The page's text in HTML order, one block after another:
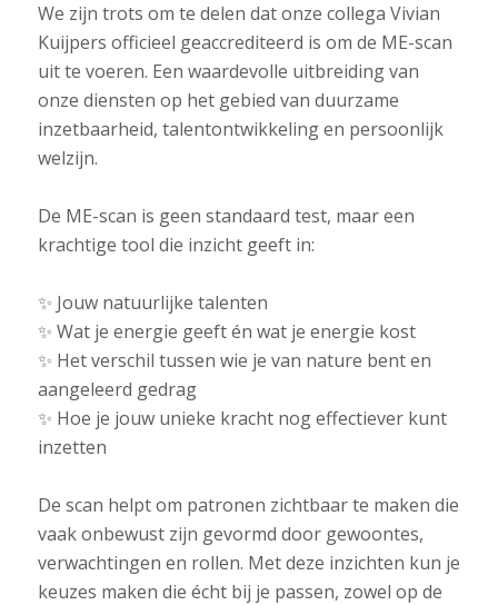
We zijn trots om te delen dat onze collega Vivian
Kuijpers officieel geaccrediteerd is om de ME-scan
uit te voeren. Een waardevolle uitbreiding van
onze diensten op het gebied van duurzame
inzetbaarheid, talentontwikkeling en persoonlijk
welzijn.
De ME-scan is geen standaard test, maar een
krachtige tool die inzicht geeft in:
✨ Jouw natuurlijke talenten
✨ Wat je energie geeft én wat je energie kost
✨ Het verschil tussen wie je van nature bent en
aangeleerd gedrag
✨ Hoe je jouw unieke kracht nog effectiever kunt
inzetten
De scan helpt om patronen zichtbaar te maken die
vaak onbewust zijn gevormd door gewoontes,
verwachtingen en rollen. Met deze inzichten kun je
keuzes maken die écht bij je passen, zowel op de